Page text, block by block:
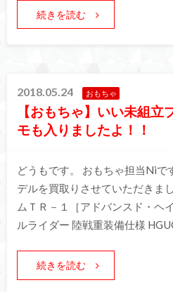
続きを読む
2018.05.24 おもちゃ
【おもちゃ】いい未組立
モも入りましたよ！！
どうもです。 おもちゃ担当Niで
デルを買取りさせていただきま
ムＴＲ－１［アドバンスド・ヘ
ルライダー 陸戦重装備仕様
続きを読む